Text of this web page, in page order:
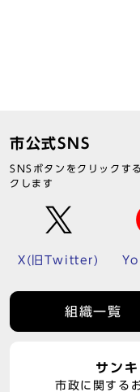
市公式SNS
SNSボタンをクリックす
クします
X(旧Twitter)
組織一覧
サン
市政に関する